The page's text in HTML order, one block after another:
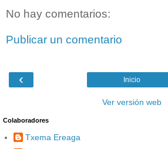
No hay comentarios:
Publicar un comentario
‹ Inicio
Ver versión web
Colaboradores
Txema Ereaga